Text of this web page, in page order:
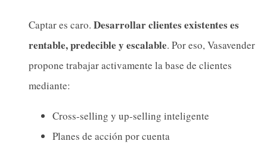
Captar es caro. Desarrollar clientes existentes es
rentable, predecible y escalable. Por eso, Vasavender
propone trabajar activamente la base de clientes
mediante:
Cross-selling y up-selling inteligente
Planes de acción por cuenta